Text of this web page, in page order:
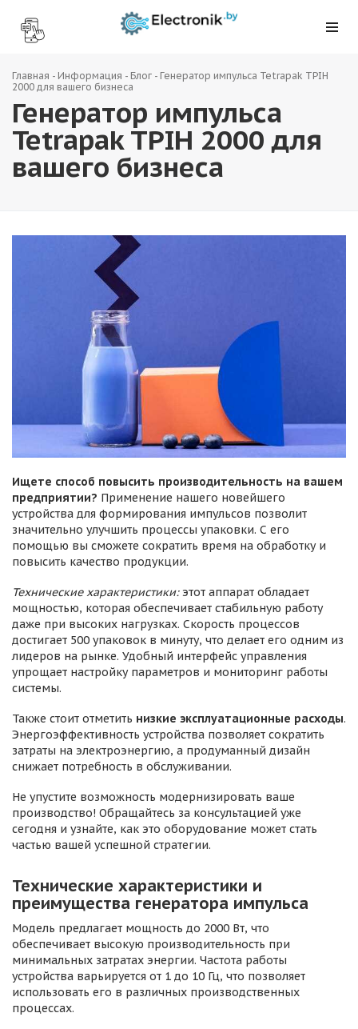
Главная - Информация - Блог - Генератор импульса Tetrapak TPIH
2000 для вашего бизнеса
Генератор импульса
Tetrapak TPIH 2000 для
вашего бизнеса
Ищете способ повысить производительность на вашем
предприятии? Применение нашего новейшего
устройства для формирования импульсов позволит
значительно улучшить процессы упаковки. С его
помощью вы сможете сократить время на обработку и
повысить качество продукции.
Технические характеристики:этот аппарат обладает
мощностью, которая обеспечивает стабильную работу
даже при высоких нагрузках. Скорость процессов
достигает 500 упаковок в минуту, что делает его одним из
лидеров на рынке. Удобный интерфейс управления
упрощает настройку параметров и мониторинг работы
системы.
Также стоит отметить низкие эксплуатационные расходы.
Энергоэффективность устройства позволяет сократить
затраты на электроэнергию, а продуманный дизайн
снижает потребность в обслуживании.
Не упустите возможность модернизировать ваше
производство! Обращайтесь за консультацией уже
сегодня и узнайте, как это оборудование может стать
частью вашей успешной стратегии.
Технические характеристики и
преимущества генератора импульса
Модель предлагает мощность до 2000 Вт, что
обеспечивает высокую производительность при
минимальных затратах энергии. Частота работы
устройства варьируется от 1 до 10 Гц, что позволяет
использовать его в различных производственных
процессах.